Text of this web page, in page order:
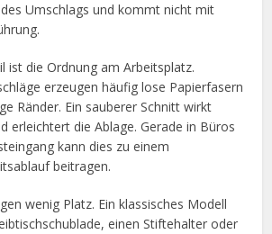
Umschlags und kommt nicht mit
ist die Ordnung am Arbeitsplatz.
erzeugen häufig lose Papierfasern
Ränder. Ein sauberer Schnitt wirkt
erleichtert die Ablage. Gerade in Büros
kann dies zu einem
beitragen.
wenig Platz. Ein klassisches Modell
einen Stiftehalter oder